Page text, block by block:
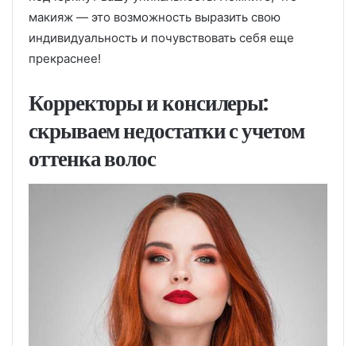
макияж — это возможность выразить свою
индивидуальность и почувствовать себя еще
прекраснее!
Корректоры и консилеры:
скрываем недостатки с учетом
оттенка волос